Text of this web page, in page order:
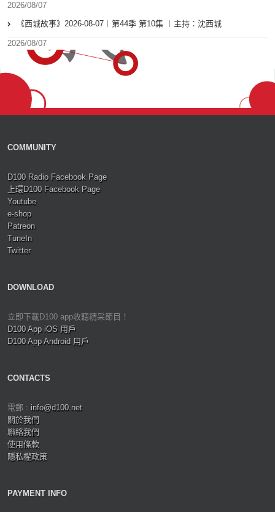
2026/08/07
《西城故事》2026-08-07︱第44季 第10集 ︱主持：沈西城
2026/08/07
COMMUNITY
D100 Radio Facebook Page
上環D100 Facebook Page
Youtube
e-shop
Patreon
TuneIn
Twitter
DOWNLOAD
立即下載D100 app收聽精采節目！
D100 App iOS 用戶
D100 App Android 用戶
CONTACTS
電郵 : info@d100.net
關於我們
聯絡我們
使用條款
隱私權政策
PAYMENT INFO